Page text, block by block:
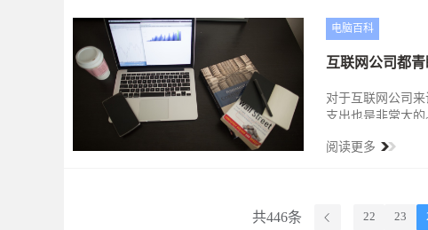
电脑百科
互联网公司都
对于互联网公司
支出也是非常大
领域，若能实现“
阅读更多
共446条 22 23